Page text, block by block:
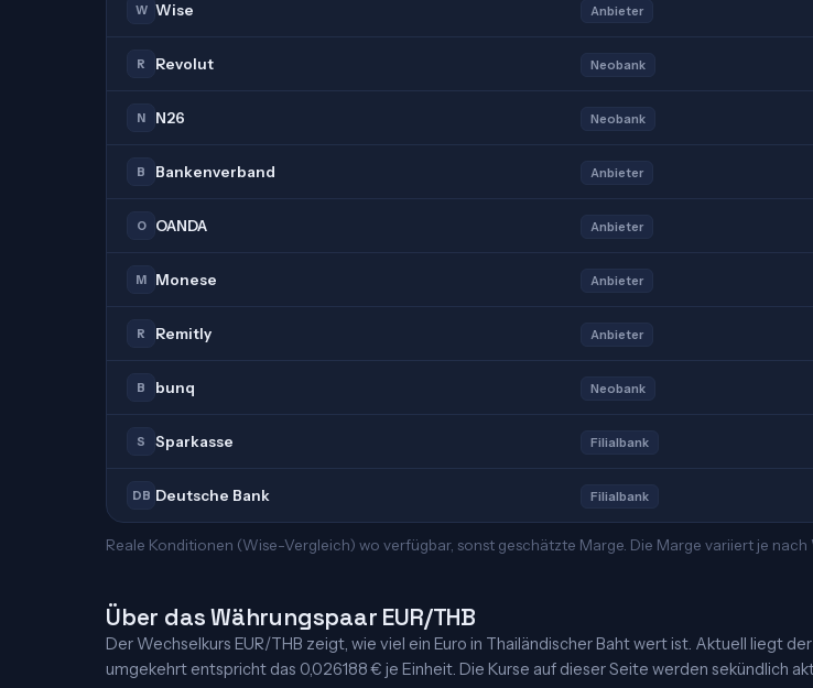
W Wise Anbieter
R Revolut Neobank
N N26 Neobank
B Bankenverband Anbieter
O OANDA Anbieter
M Monese Anbieter
R Remitly Anbieter
B bunq Neobank
S Sparkasse Filialbank
DB Deutsche Bank Filialbank
Reale Konditionen (Wise-Vergleich) wo verfügbar, sonst geschätzte Marge. Die Marge variiert je nach
Über das Währungspaar EUR/THB
Der Wechselkurs EUR/THB zeigt, wie viel ein Euro in Thailändischer Baht wert ist. Aktuell liegt
umgekehrt entspricht das 0,026188 € je Einheit. Die Kurse auf dieser Seite werden sekündlich